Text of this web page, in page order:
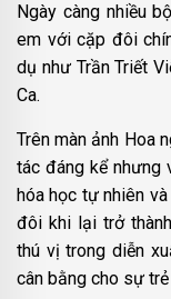
Ngày càng nhiều
em với cặp đôi
dụ như Trần Triết
Ca.
Trên màn ảnh Hoa
tác đáng kể nhưng
hóa học tự nhiên
đôi khi lại trở
thú vị trong diễn
cân bằng cho sự